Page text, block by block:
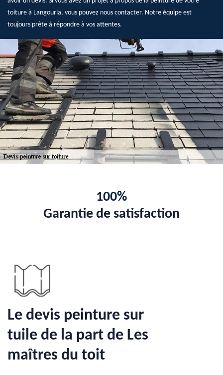
toiture à Langourla, vous pouvez nous contacter. Notre équipe est
toujours prête à répondre à vos attentes.
100%
Garantie de satisfaction
Le devis peinture sur
tuile de la part de Les
maîtres du toit